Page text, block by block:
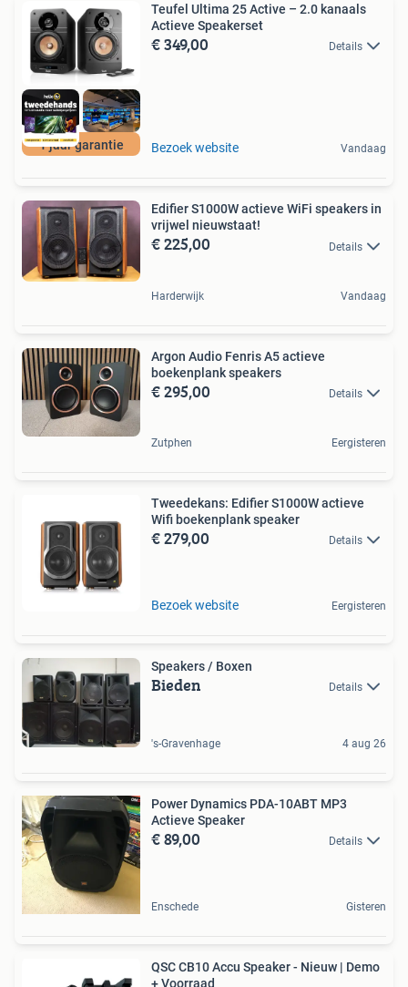
1 jaar garantie
Teufel Ultima 25 Active – 2.0 kanaals
Actieve Speakerset
€ 349,00 Details
Bezoek website Vandaag
Edifier S1000W actieve WiFi speakers in
vrijwel nieuwstaat!
€ 225,00 Details
Harderwijk Vandaag
Argon Audio Fenris A5 actieve
boekenplank speakers
€ 295,00 Details
Zutphen Eergisteren
Tweedekans: Edifier S1000W actieve
Wifi boekenplank speaker
€ 279,00 Details
Bezoek website Eergisteren
Speakers / Boxen
Bieden Details
's-Gravenhage 4 aug 26
Power Dynamics PDA-10ABT MP3
Actieve Speaker
€ 89,00 Details
Enschede Gisteren
QSC CB10 Accu Speaker - Nieuw | Demo
+ Voorraad